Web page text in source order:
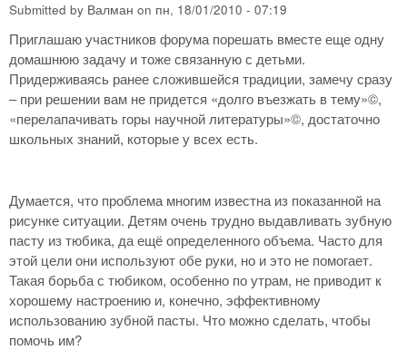
Submitted by Валман on пн, 18/01/2010 - 07:19
Приглашаю участников форума порешать вместе еще одну
домашнюю задачу и тоже связанную с детьми.
Придерживаясь ранее сложившейся традиции, замечу сразу
– при решении вам не придется «долго въезжать в тему»©,
«перелапачивать горы научной литературы»©, достаточно
школьных знаний, которые у всех есть.
Думается, что проблема многим известна из показанной на
рисунке ситуации. Детям очень трудно выдавливать зубную
пасту из тюбика, да ещё определенного объема. Часто для
этой цели они используют обе руки, но и это не помогает.
Такая борьба с тюбиком, особенно по утрам, не приводит к
хорошему настроению и, конечно, эффективному
использованию зубной пасты. Что можно сделать, чтобы
помочь им?